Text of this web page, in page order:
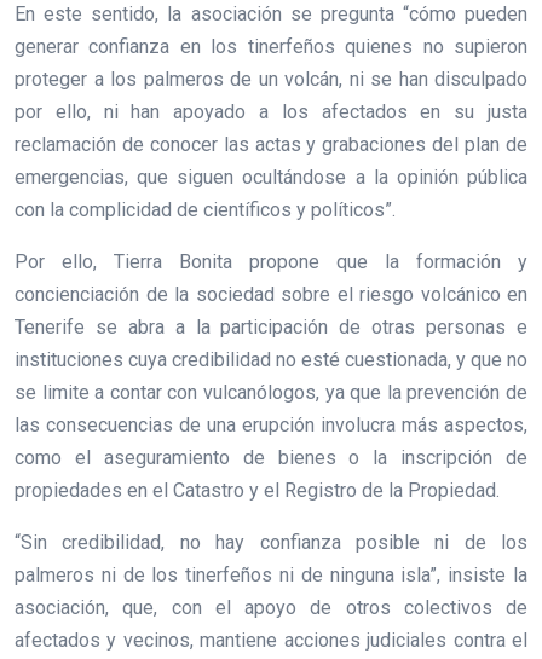
En este sentido, la asociación se pregunta “cómo pueden
generar confianza en los tinerfeños quienes no supieron
proteger a los palmeros de un volcán, ni se han disculpado
por ello, ni han apoyado a los afectados en su justa
reclamación de conocer las actas y grabaciones del plan de
emergencias, que siguen ocultándose a la opinión pública
con la complicidad de científicos y políticos”.
Por ello, Tierra Bonita propone que la formación y
concienciación de la sociedad sobre el riesgo volcánico en
Tenerife se abra a la participación de otras personas e
instituciones cuya credibilidad no esté cuestionada, y que no
se limite a contar con vulcanólogos, ya que la prevención de
las consecuencias de una erupción involucra más aspectos,
como el aseguramiento de bienes o la inscripción de
propiedades en el Catastro y el Registro de la Propiedad.
“Sin credibilidad, no hay confianza posible ni de los
palmeros ni de los tinerfeños ni de ninguna isla”, insiste la
asociación, que, con el apoyo de otros colectivos de
afectados y vecinos, mantiene acciones judiciales contra el